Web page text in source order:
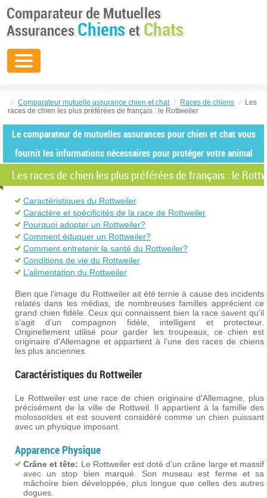
// Comparateur mutuelle assurance chien et chat / Races de chiens /
Les
races de chien les plus préférées de français : le Rottweiler
Le comparateur de mutuelles assurances pour chien et chat vous
fournit les informations nécessaires pour protéger votre animal
Les races de chien les plus préférées de français : le
Caractéristiques du Rottweiler
Caractère et spécificités de la race de Rottweiler
Pourquoi adopter un Rottweiler?
Comment éduquer un Rottweiler?
Comment entretenir la santé du Rottweiler?
Conditions de vie du Rottweiler
L’alimentation du Rottweiler
Bien que l’image du Rottweiler ait été ternie à cause des incidents
relatés dans les médias, de nombreuses familles apprécient ce
grand chien fidèle. Ceux qui connaissent bien la race savent qu’il
s’agit d’un compagnon fidèle, intelligent et protecteur.
Originellement utilisé pour garder les troupeaux, ce chien est
originaire d’Allemagne et appartient à l’une des races de chiens
les plus anciennes.
Caractéristiques du Rottweiler
Le Rottweiler est une race de chien originaire d’Allemagne, plus
précisément de la ville de Rottweil. Il appartient à la famille des
molossoïdes et est souvent considéré comme un chien puissant
avec un physique imposant.
Apparence Physique
Crâne et tête: Le Rottweiler est doté d’un crâne large et massif
avec un stop bien marqué. Son museau est ferme et sa
mâchoire bien développée, plus longue que celles des autres
dogues.